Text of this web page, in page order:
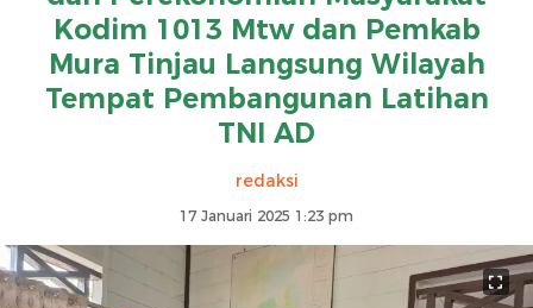
Kodim 1013 Mtw dan Pemkab
Mura Tinjau Langsung Wilayah
Tempat Pembangunan Latihan
TNI AD
redaksi
17 Januari 2025 1:23 pm